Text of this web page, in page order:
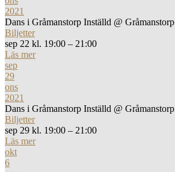
2021
Dans i Gråmanstorp Inställd @ Gråmanstorp
Biljetter
sep 22 kl. 19:00 – 21:00
Läs mer
sep
29
ons
2021
Dans i Gråmanstorp Inställd @ Gråmanstorp
Biljetter
sep 29 kl. 19:00 – 21:00
Läs mer
okt
6